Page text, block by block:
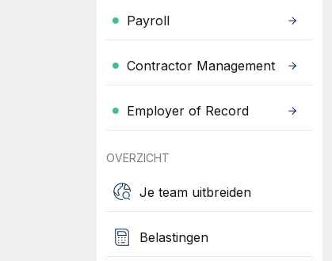
Payroll
Contractor Management
Employer of Record
OVERZICHT
Je team uitbreiden
Belastingen